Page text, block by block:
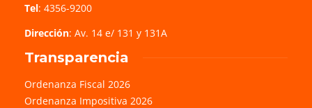
Tel: 4356-9200
Dirección: Av. 14 e/ 131 y 131A
Transparencia
Ordenanza Fiscal 2026
Ordenanza Impositiva 2026